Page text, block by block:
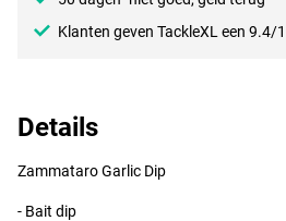
Klanten geven TackleXL een 9.4/
Details
Zammataro Garlic Dip
- Bait dip